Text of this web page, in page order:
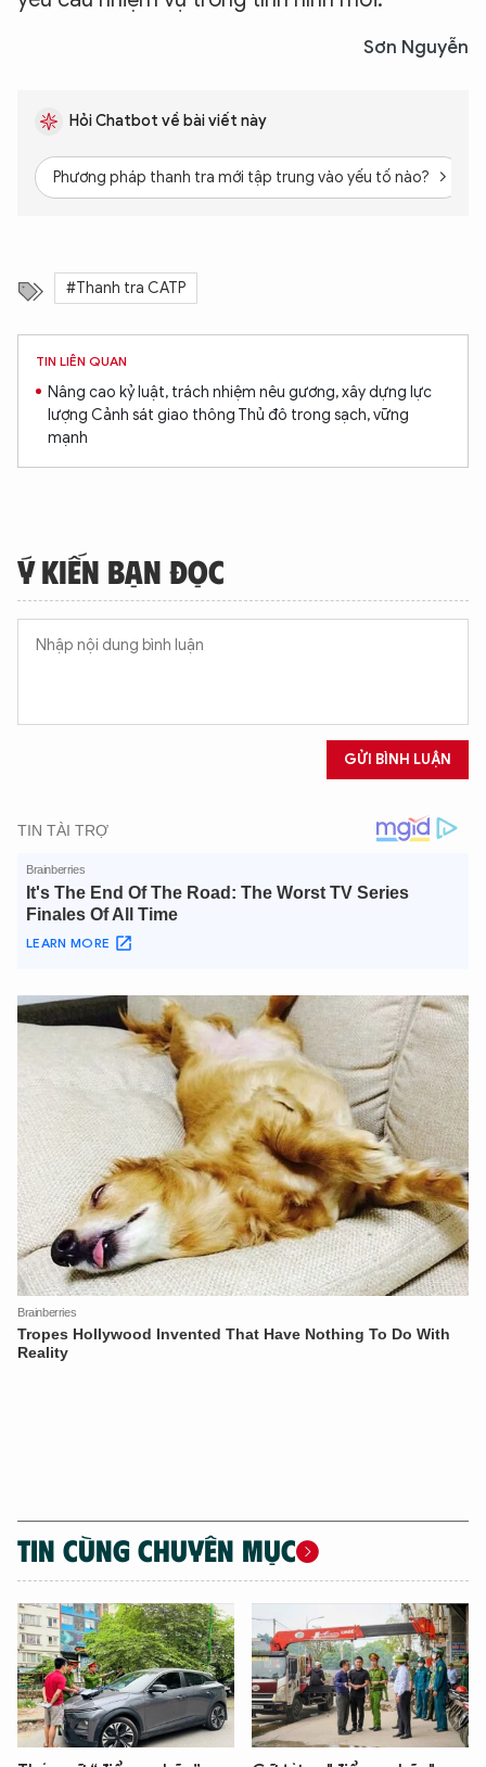
Sơn Nguyễn
Hỏi Chatbot về bài viết này
Phương pháp thanh tra mới tập trung vào yếu tố nào?
#Thanh tra CATP
TIN LIÊN QUAN
Nâng cao kỷ luật, trách nhiệm nêu gương, xây dựng lực
lượng Cảnh sát giao thông Thủ đô trong sạch, vững
mạnh
Ý KIẾN BẠN ĐỌC
GỬI BÌNH LUẬN
TIN CÙNG CHUYÊN MỤC